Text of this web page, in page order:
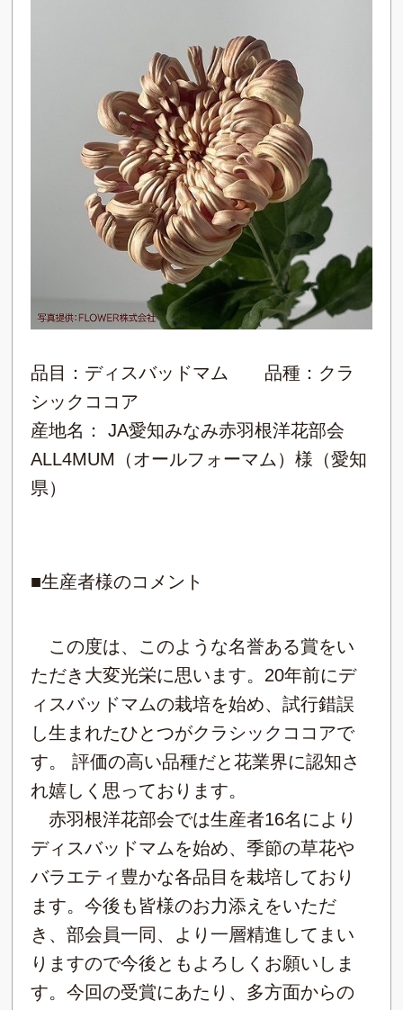
品目：ディスバッドマム 品種：クラ
シックココア
産地名： JA愛知みなみ赤羽根洋花部会
ALL4MUM（オールフォーマム）様（愛知
県）
■生産者様のコメント
この度は、このような名誉ある賞をい
ただき大変光栄に思います。20年前にデ
ィスバッドマムの栽培を始め、試行錯誤
し生まれたひとつがクラシックココアで
す。 評価の高い品種だと花業界に認知さ
れ嬉しく思っております。
赤羽根洋花部会では生産者16名により
ディスバッドマムを始め、季節の草花や
バラエティ豊かな各品目を栽培しており
ます。今後も皆様のお力添えをいただ
き、部会員一同、より一層精進してまい
りますので今後ともよろしくお願いしま
す。今回の受賞にあたり、多方面からの